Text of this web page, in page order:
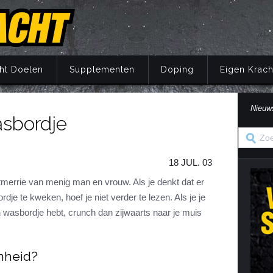
Trainingsprincipes
Krachtoefeningen Armen
Krachtoefeningen Borst
Krachtoefeningen Buik
Krachtoefeningen Rug
Koolhydraten
Vetten
Vocht
Doelen
Supplementen
Herstel
Mentaal
Voeding
Supplementen
Herstel
Mentaal
Supplementen Doping
Nuchtere feiten over doping
Veel gestelde vragen
Eigen
Eigen Kracht
18 JUL. 03
van menig man en vrouw. Als je denkt dat er
te kweken, hoef je niet verder te lezen. Als je je
hebt, crunch dan zijwaarts naar je muis